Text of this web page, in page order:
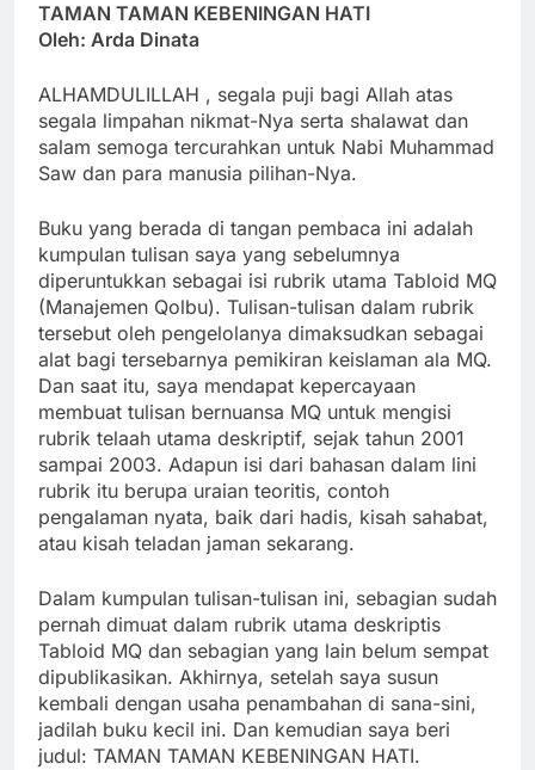
TAMAN TAMAN KEBENINGAN HATI
Oleh: Arda Dinata
ALHAMDULILLAH , segala puji bagi Allah atas
segala limpahan nikmat-Nya serta shalawat dan
salam semoga tercurahkan untuk Nabi Muhammad
Saw dan para manusia pilihan-Nya.
Buku yang berada di tangan pembaca ini adalah
kumpulan tulisan saya yang sebelumnya
diperuntukkan sebagai isi rubrik utama Tabloid MQ
(Manajemen Qolbu). Tulisan-tulisan dalam rubrik
tersebut oleh pengelolanya dimaksudkan sebagai
alat bagi tersebarnya pemikiran keislaman ala MQ.
Dan saat itu, saya mendapat kepercayaan
membuat tulisan bernuansa MQ untuk mengisi
rubrik telaah utama deskriptif, sejak tahun 2001
sampai 2003. Adapun isi dari bahasan dalam lini
rubrik itu berupa uraian teoritis, contoh
pengalaman nyata, baik dari hadis, kisah sahabat,
atau kisah teladan jaman sekarang.
Dalam kumpulan tulisan-tulisan ini, sebagian sudah
pernah dimuat dalam rubrik utama deskriptis
Tabloid MQ dan sebagian yang lain belum sempat
dipublikasikan. Akhirnya, setelah saya susun
kembali dengan usaha penambahan di sana-sini,
jadilah buku kecil ini. Dan kemudian saya beri
judul: TAMAN TAMAN KEBENINGAN HATI.